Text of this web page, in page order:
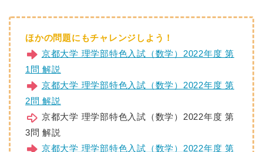
ほかの問題にもチャレンジしよう！
京都大学 理学部特色入試（数学）2022年度 第
1問 解説
京都大学 理学部特色入試（数学）2022年度 第
2問 解説
京都大学 理学部特色入試（数学）2022年度 第
3問 解説
京都大学 理学部特色入試（数学）2022年度 第